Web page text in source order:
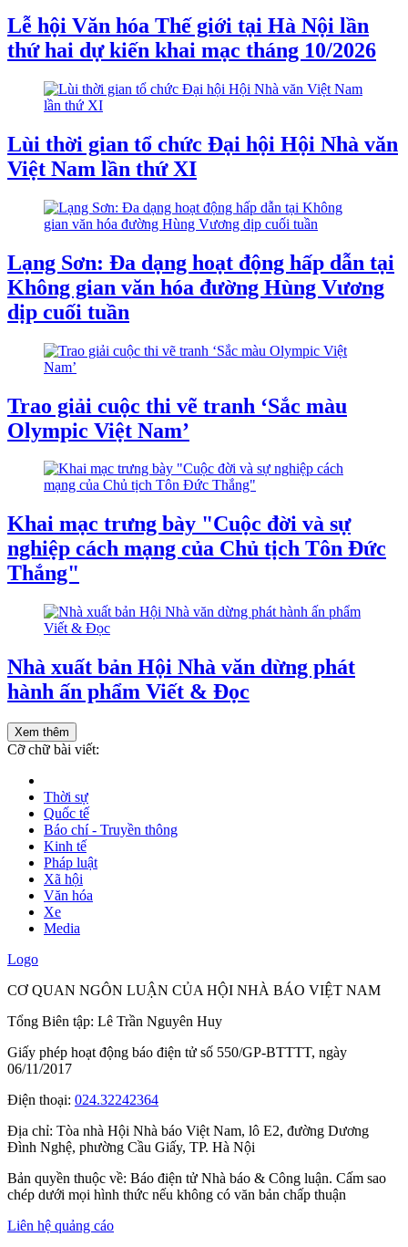
Lễ hội Văn hóa Thế giới tại Hà Nội lần
thứ hai dự kiến khai mạc tháng 10/2026
Lùi thời gian tổ chức Đại hội Hội Nhà văn
Việt Nam lần thứ XI
Lạng Sơn: Đa dạng hoạt động hấp dẫn tại
Không gian văn hóa đường Hùng Vương
dịp cuối tuần
Trao giải cuộc thi vẽ tranh ‘Sắc màu
Olympic Việt Nam’
Khai mạc trưng bày "Cuộc đời và sự
nghiệp cách mạng của Chủ tịch Tôn Đức
Thắng"
Nhà xuất bản Hội Nhà văn dừng phát
hành ấn phẩm Viết & Đọc
Xem thêm
Cỡ chữ bài viết:
Thời sự
Quốc tế
Báo chí - Truyền thông
Kinh tế
Pháp luật
Xã hội
Văn hóa
Xe
Media
Logo
CƠ QUAN NGÔN LUẬN CỦA HỘI NHÀ BÁO VIỆT NAM
Tổng Biên tập: Lê Trần Nguyên Huy
Giấy phép hoạt động báo điện tử số 550/GP-BTTTT, ngày
06/11/2017
Điện thoại: 024.32242364
Địa chỉ: Tòa nhà Hội Nhà báo Việt Nam, lô E2, đường Dương
Đình Nghệ, phường Cầu Giấy, TP. Hà Nội
Bản quyền thuộc về: Báo điện tử Nhà báo & Công luận. Cấm sao
chép dưới mọi hình thức nếu không có văn bản chấp thuận
Liên hệ quảng cáo